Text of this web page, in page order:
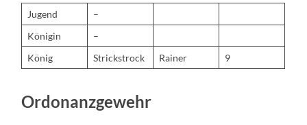
Jugend
–
Königin
–
König
Strickstrock Rainer 9
Ordonanzgewehr